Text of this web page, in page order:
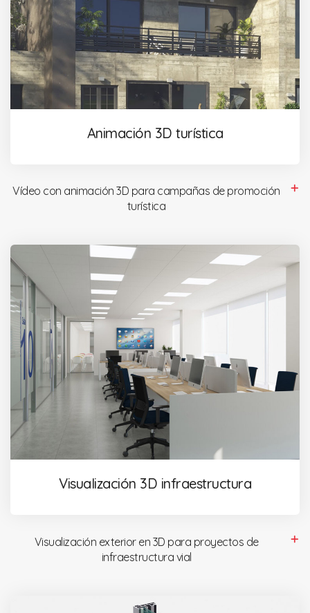
Animación 3D turística
Vídeo con animación 3D para campañas de promoción
turística
Visualización 3D infraestructura
Visualización exterior en 3D para proyectos de
infraestructura vial